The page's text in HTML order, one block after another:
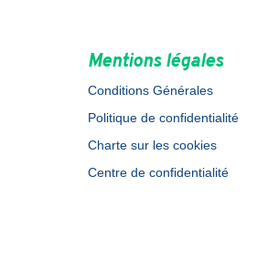
Mentions légales
Conditions Générales
Politique de confidentialité
Charte sur les cookies
Centre de confidentialité